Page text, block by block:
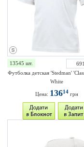
13545 шт.
Футболка детская 'Stedman'
White
Цена: 13614грн